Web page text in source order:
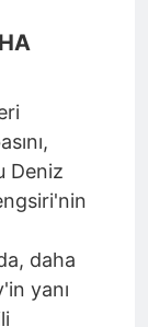
Deniz
daha
yanı